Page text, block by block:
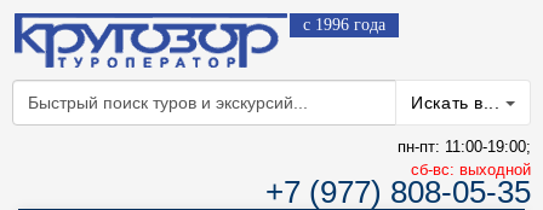
с 1996 года
Искать в...
пн-пт: 11:00-19:00;
cб-вс: выходной
+7 (977) 808-05-35